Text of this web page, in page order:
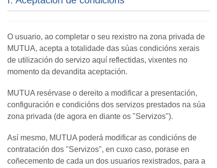
O usuario, ao completar o seu rexistro na zona privada de
MUTUA, acepta a totalidade das súas condicións xerais
de utilización do servizo aquí reflectidas, vixentes no
momento da devandita aceptación.
MUTUA resérvase o dereito a modificar a presentación,
configuración e condicións dos servizos prestados na súa
zona privada (de agora en diante os "Servizos").
Así mesmo, MUTUA poderá modificar as condicións de
contratación dos "Servizos", en cuxo caso, porase en
coñecemento de cada un dos usuarios rexistrados, para a